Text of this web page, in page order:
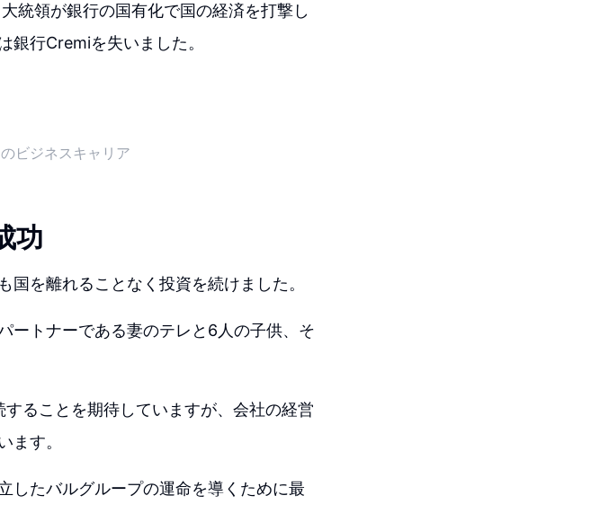
統領が銀行の国有化で国の経済を打撃し
銀行Cremiを失いました。
ビジネスキャリア
功
を離れることなく投資を続けました。
ートナーである妻のテレと6人の子供、そ
ることを期待していますが、会社の経営
ます。
したバルグループの運命を導くために最